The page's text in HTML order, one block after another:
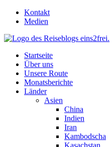
Skip
Kontakt
Medien
Startseite
Über uns
Unsere Route
Monatsberichte
Länder
Asien
China
Indien
Iran
Kambodscha
Kasachstan